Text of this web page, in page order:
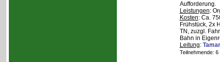
Aufforderung.
Leistungen:
Kosten: Ca.
Frühstück, 2x
TN, zuzgl.
Bahn in
Leitung:
Teilnehmende: